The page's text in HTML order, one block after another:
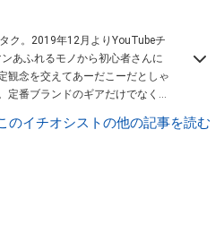
ク。2019年12月よりYouTubeチ
ンあふれるモノから初心者さんに
観念を交えてあーだこーだとしゃ
定番ブランドのギアだけでなく
のイチオシストの他の記事を読む